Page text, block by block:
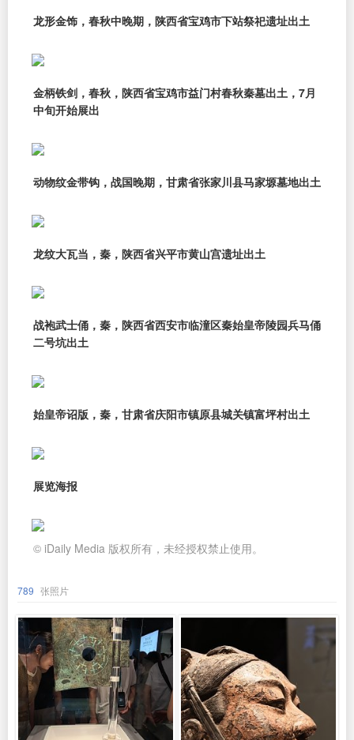
龙形金饰，春秋中晚期，陕西省宝鸡市下站祭祀遗址出土
金柄铁剑，春秋，陕西省宝鸡市益门村春秋秦墓出土，7月
中旬开始展出
动物纹金带钩，战国晚期，甘肃省张家川县马家塬墓地出土
龙纹大瓦当，秦，陕西省兴平市黄山宫遗址出土
战袍武士俑，秦，陕西省西安市临潼区秦始皇帝陵园兵马俑
二号坑出土
始皇帝诏版，秦，甘肃省庆阳市镇原县城关镇富坪村出土
展览海报
© iDaily Media 版权所有，未经授权禁止使用。
789 张照片